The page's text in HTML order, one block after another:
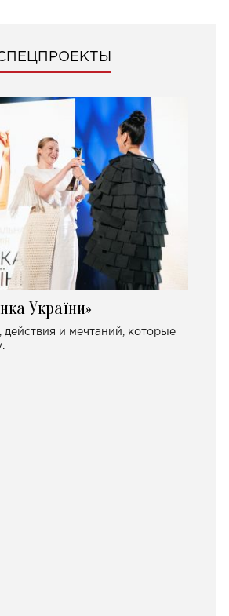
України»
и мечтаний, которые